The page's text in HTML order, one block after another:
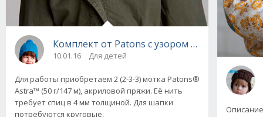
Комплект от Patons с узором из жгутов для
10.01.16 Для детей
Для работы приобретаем 2 (2-3-3) мотка Patons®
Astra™ (50 г/147 м), акриловой пряжи. Её нить
требует спиц в 4 мм толщиной. Для шапки
потребуются круговые,